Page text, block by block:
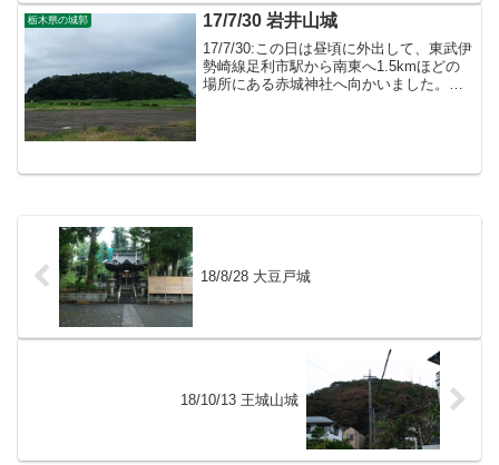
栃木県の城郭 17/7/30 岩井山城
17/7/30:この日は昼頃に外出して、東武伊
勢崎線足利市駅から南東へ1.5kmほどの
場所にある赤城神社へ向かいました。こ
18/8/28 大豆戸城
18/10/13 王城山城